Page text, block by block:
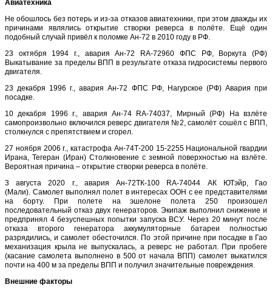
Авиатехника
Не обошлось без потерь и из-за отказов авиатехники, при этом дважды их
причинами являлись открытие створки реверса в полёте. Ещё один
подобный случай привёл к поломке Ан-72 в 2010 году в РФ.
23 октября 1994 г., авария Ан-72 RA-72960 ФПС РФ, Воркута (РФ)
Выкатывание за пределы ВПП в результате отказа гидросистемы первого
двигателя.
23 декабря 1996 г., авария Ан-72 ФПС РФ, Нагурское (РФ) Авария при
посадке.
10 декабря 1996 г., авария Ан-74 RA-74037, Мирный (РФ) На взлёте
самопроизвольно включился реверс двигателя №2, самолёт сошёл с ВПП,
столкнулся с препятствием и сгорел.
27 ноября 2006 г., катастрофа Ан-74Т-200 15-2255 Национальной гвардии
Ирана, Тегеран (Иран) Столкновение с земной поверхностью на взлёте.
Вероятная причина – открытие створки реверса в полёте.
3 августа 2020 г., авария Ан-72ТК-100 RA-74044 АК ЮТэйр, Гао
(Мали). Самолет выполнял полет в интересах ООН с ее представителями
на борту. При полете на эшелоне полета 250 произошел
последовательный отказ двух генераторов. Экипаж выполнил снижение и
предпринял 4 безуспешных попытки запуска ВСУ. Через 20 минут после
отказа второго генератора аккумуляторные батареи полностью
разрядились, и самолет обесточился. По этой причине при посадке в Гао
механизация крыла не выпускалась, а реверс не работал. При пробеге
(касание самолета выполнено в 500 от начала ВПП) самолет выкатился
почти на 400 м за пределы ВПП и получил значительные повреждения.
Внешние факторы